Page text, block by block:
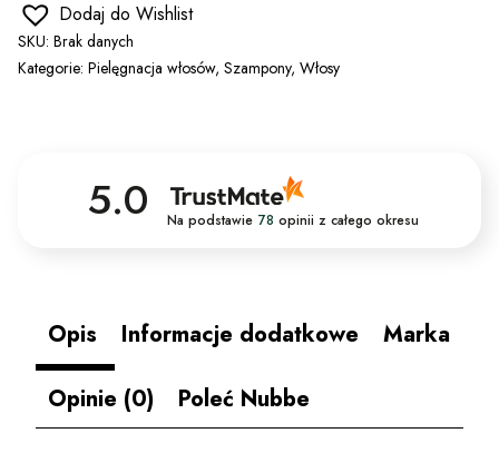
Dodaj do Wishlist
SKU: Brak danych
Kategorie: Pielęgnacja włosów, Szampony, Włosy
5.0 Na podstawie 78 opinii z całego okresu
Opis Informacje dodatkowe
Marka
Opinie (0)
Poleć Nubbe